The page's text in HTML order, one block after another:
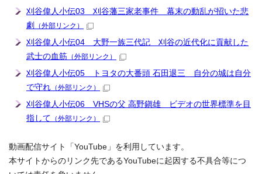
刈谷偉人小伝03 刈谷藩三家老事件 幕末の動乱が招いた悲
劇
（外部リンク）
刈谷偉人小伝04 大野一族三代記 刈谷の近代化に貢献した
武士の血筋 （外部リンク）
刈谷偉人小伝05 トヨタの大番頭 石田退三 自分の城は自分
で守れ （外部リンク）
刈谷偉人小伝06 VHSの父 高野鎭雄 ビデオの世界標準を目
指して （外部リンク）
動画配信サイト「YouTube」を利用しています。
本サイトからのリンク先であるYouTubeに起因する不具合等につ